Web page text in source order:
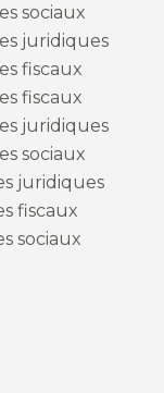
sociaux
juridiques
fiscaux
fiscaux
juridiques
sociaux
juridiques
fiscaux
sociaux